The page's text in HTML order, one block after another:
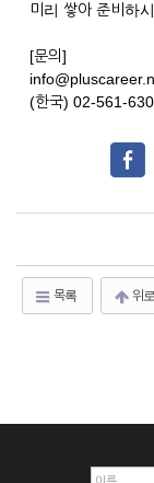
미리 쌓아 준비하
[문의]
(한국) 02-561-
목록 위로